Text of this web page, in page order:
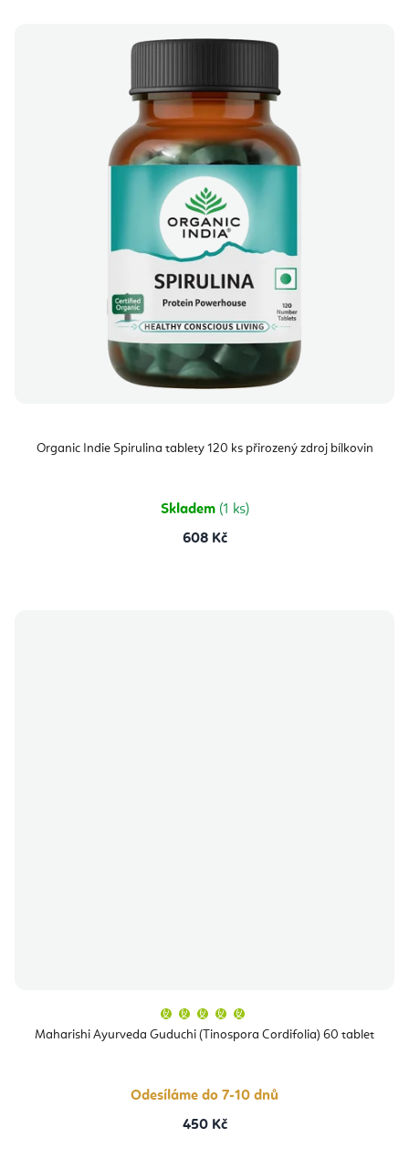
Organic Indie Spirulina tablety 120 ks přirozený zdroj bílkovin
Skladem (1 ks)
608 Kč
Maharishi Ayurveda Guduchi (Tinospora Cordifolia) 60 tablet
produktu
je
hvězdiček.
Odesíláme do 7-10 dnů
450 Kč